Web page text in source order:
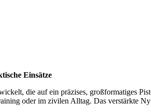
Einsätze
die auf ein präzises, großformatiges
oder im zivilen Alltag. Das verstärkte